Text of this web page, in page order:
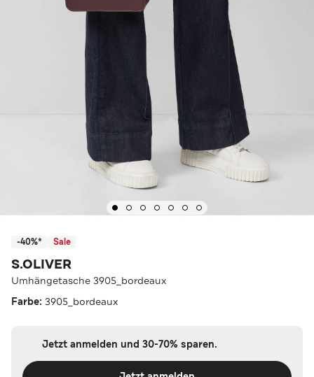
-40%* Sale
S.OLIVER
Umhängetasche 3905_bordeaux
Farbe: 3905_bordeaux
Jetzt anmelden und 30-70% sparen.